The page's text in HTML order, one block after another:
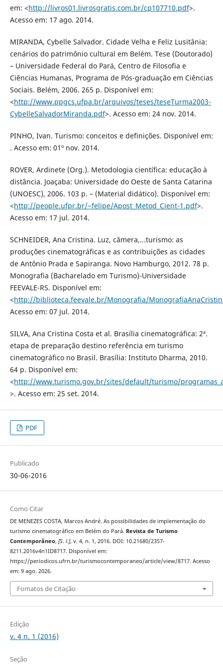
em: <http://livros01.livrosgratis.com.br/cp107710.pdf>.
Acesso em: 17 ago. 2014.
MIRANDA, Cybelle Salvador. Cidade Velha e Feliz Lusitânia:
cenários do patrimônio cultural em Belém. Tese (Doutorado)
– Universidade Federal do Pará, Centro de Filosofia e
Ciências Humanas, Programa de Pós-graduação em Ciências
Sociais. Belém, 2006. 265 p. Disponível em:
<http://www.ppgcs.ufpa.br/arquivos/teses/teseTurma2003-
CybelleSalvadorMiranda.pdf>. Acesso em: 24 nov. 2014.
PINHO, Ivan. Turismo: conceitos e definições. Disponível em:
. Acesso em: 01º nov. 2014.
ROVER, Ardinete (Org.). Metodologia científica: educação à
distância. Joaçaba: Universidade do Oeste de Santa Catarina
(UNOESC), 2006. 103 p. – (Material didático). Disponível em:
<http://people.ufpr.br/~felipe/Apost_Metod_Cient-1.pdf>.
Acesso em: 17 jul. 2014.
SCHNEIDER, Ana Cristina. Luz, câmera,...turismo: as
produções cinematográficas e as contribuições as cidades
de Antônio Prada e Sapiranga. Novo Hamburgo, 2012. 78 p.
Monografia (Bacharelado em Turismo)-Universidade
FEEVALE-RS. Disponível em:
<http://biblioteca.feevale.br/Monografia/
Acesso em: 07 jul. 2014.
SILVA, Ana Cristina Costa et al. Brasília cinematográfica: 2ª.
etapa de preparação destino referência em turismo
cinematográfico no Brasil. Brasília: Instituto Dharma, 2010.
64 p. Disponível em:
<http://www.turismo.gov.br/sites/default/turismo/
>. Acesso em: 25 set. 2014.
PDF
Publicado
30-06-2016
Como Citar
DE MENEZES COSTA, Marcos André. As possibilidades de implementação do
turismo cinematográfico em Belém do Pará. Revista de Turismo
Contemporâneo, [S. l.], v. 4, n. 1, 2016. DOI: 10.21680/2357-
8211.2016v4n1ID8717. Disponível em:
https://periodicos.ufrn.br/turismocontemporaneo/article/view/8717. Acesso
em: 9 ago. 2026.
Fomatos de Citação
Edição
v. 4 n. 1 (2016)
Seção